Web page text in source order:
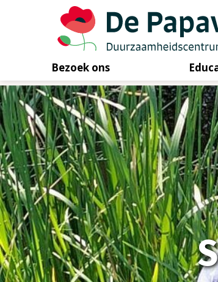
Skip
to
content
Bezoek ons